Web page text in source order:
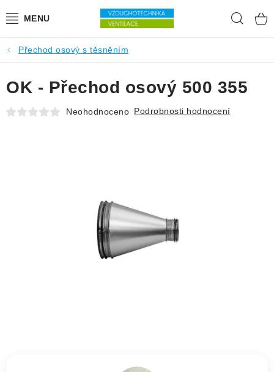
VENTILÁTORY
VZDUCHOTECHNIKA
REKUPERACE
Přechod osový s těsněním
OK - Přechod osový 500 355
Neohodnoceno Podrobnosti hodnocení